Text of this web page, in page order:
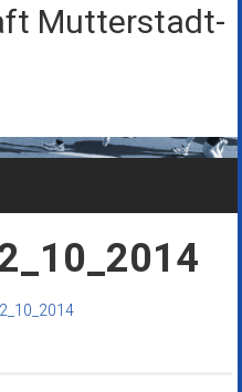
Mutterstadt-